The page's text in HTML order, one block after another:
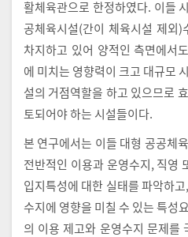
활체육관으로 한정하였다. 이들
공체육시설(간이 체육시설 제외
차지하고 있어 양적인 측면에서
에 미치는 영향력이 크고 대규모
설의 거점역할을 하고 있으므로
토되어야 하는 시설들이다.
본 연구에서는 이들 대형 공공체
전반적인 이용과 운영수지, 직영
입지특성에 대한 실태를 파악하
수지에 영향을 미칠 수 있는 특성
의 이용 제고와 운영수지 문제를